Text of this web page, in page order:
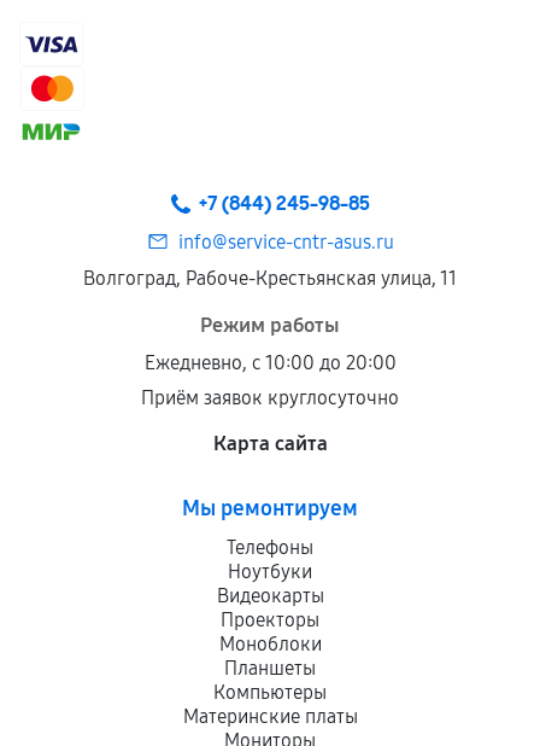
+7 (844) 245-98-85
info@service-cntr-asus.ru
Волгоград, Рабоче-Крестьянская улица, 11
Режим работы
Ежедневно, с 10:00 до 20:00
Приём заявок круглосуточно
Карта сайта
Мы ремонтируем
Телефоны
Ноутбуки
Видеокарты
Проекторы
Моноблоки
Планшеты
Компьютеры
Материнские платы
Мониторы